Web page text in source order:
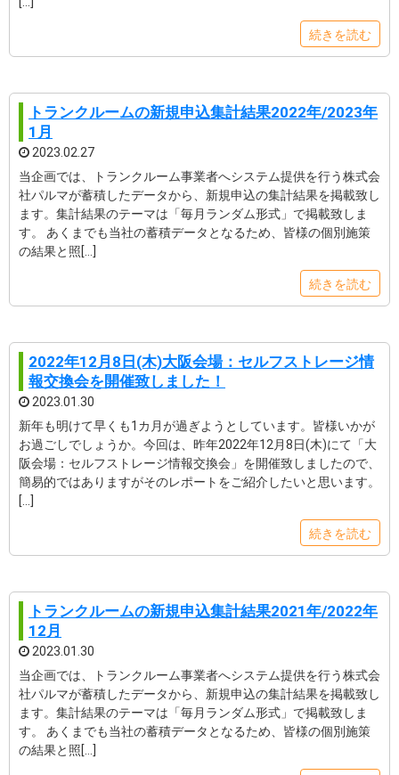
続きを読む
トランクルームの新規申込集計結果2022年/2023年
1月
2023.02.27
当企画では、トランクルーム事業者へシステム提供を行う株式会
社パルマが蓄積したデータから、新規申込の集計結果を掲載致し
ます。集計結果のテーマは「毎月ランダム形式」で掲載致しま
す。 あくまでも当社の蓄積データとなるため、皆様の個別施策
の結果と照[…]
続きを読む
2022年12月8日(木)大阪会場：セルフストレージ情
報交換会を開催致しました！
2023.01.30
新年も明けて早くも1カ月が過ぎようとしています。皆様いかが
お過ごしでしょうか。今回は、昨年2022年12月8日(木)にて「大
阪会場：セルフストレージ情報交換会」を開催致しましたので、
簡易的ではありますがそのレポートをご紹介したいと思います。
[…]
続きを読む
トランクルームの新規申込集計結果2021年/2022年
12月
2023.01.30
当企画では、トランクルーム事業者へシステム提供を行う株式会
社パルマが蓄積したデータから、新規申込の集計結果を掲載致し
ます。集計結果のテーマは「毎月ランダム形式」で掲載致しま
す。 あくまでも当社の蓄積データとなるため、皆様の個別施策
の結果と照[…]